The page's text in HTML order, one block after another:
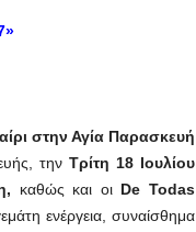
στην Αγία Παρασκευή
την Τρίτη 18 Ιουλίου
καθώς και οι De Todas
ενέργεια, συναίσθημα